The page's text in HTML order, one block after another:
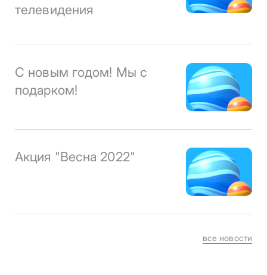
телевидения
С новым годом! Мы с
подарком!
Акция "Весна 2022"
все новости